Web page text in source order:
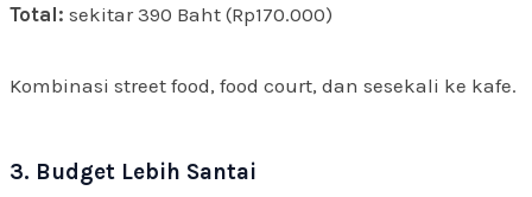
Total: sekitar 390 Baht (Rp170.000)
Kombinasi street food, food court, dan sesekali ke kafe.
3. Budget Lebih Santai